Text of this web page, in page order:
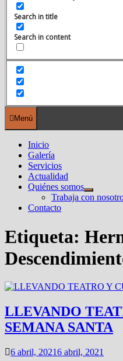
Search in title
Search in content
Menú
Inicio
Galería
Servicios
Actualidad
Quiénes somos
Mostrar
el
Trabaja con
Contacto
Etiqueta:
LLEVANDO
SEMANA SANTA
6 abril, 20216 abril, 2021